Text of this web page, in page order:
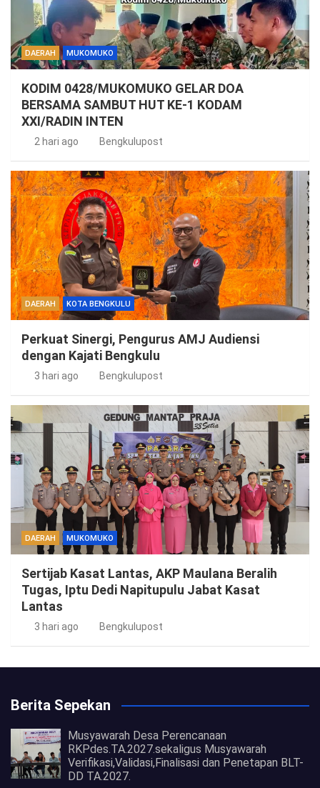
DAERAH MUKOMUKO
KODIM 0428/MUKOMUKO GELAR DOA
BERSAMA SAMBUT HUT KE-1 KODAM
XXI/RADIN INTEN
2 hari ago Bengkulupost
DAERAH KOTA BENGKULU
Perkuat Sinergi, Pengurus AMJ Audiensi
dengan Kajati Bengkulu
3 hari ago Bengkulupost
DAERAH MUKOMUKO
Sertijab Kasat Lantas, AKP Maulana Beralih
Tugas, Iptu Dedi Napitupulu Jabat Kasat
Lantas
3 hari ago Bengkulupost
Berita Sepekan
Musyawarah Desa Perencanaan
RKPdes.TA.2027.sekaligus Musyawarah
Verifikasi,Validasi,Finalisasi dan Penetapan BLT-
DD TA.2027.